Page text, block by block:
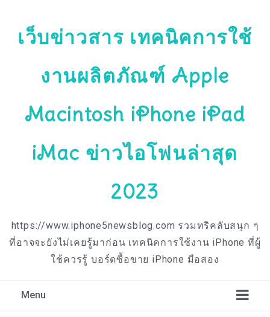
เว็บข่าวสาร เทคนิคการใช้
งานผลิตภัณฑ์ Apple
Macintosh iPhone iPad
iMac ข่าวไอโฟนล่าสุด
2023
https://www.iphone5newsblog.com รวมทริคลับสนุก ๆ
ที่อาจจะยังไม่เคยรู้มาก่อน เทคนิคการใช้งาน iPhone ที่ผู้
ใช้ควรรู้ บอร์ดซื้อขาย iPhone มือสอง
Menu